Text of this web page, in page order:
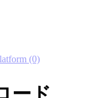
(0)